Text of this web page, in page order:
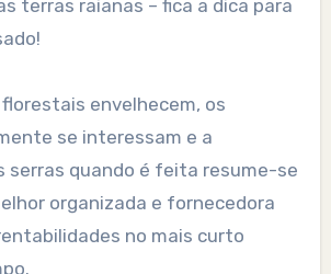
terras raianas – fica a dica para
envelhecem, os
se interessam e a
serras quando é feita resume-se
organizada e fornecedora
no mais curto